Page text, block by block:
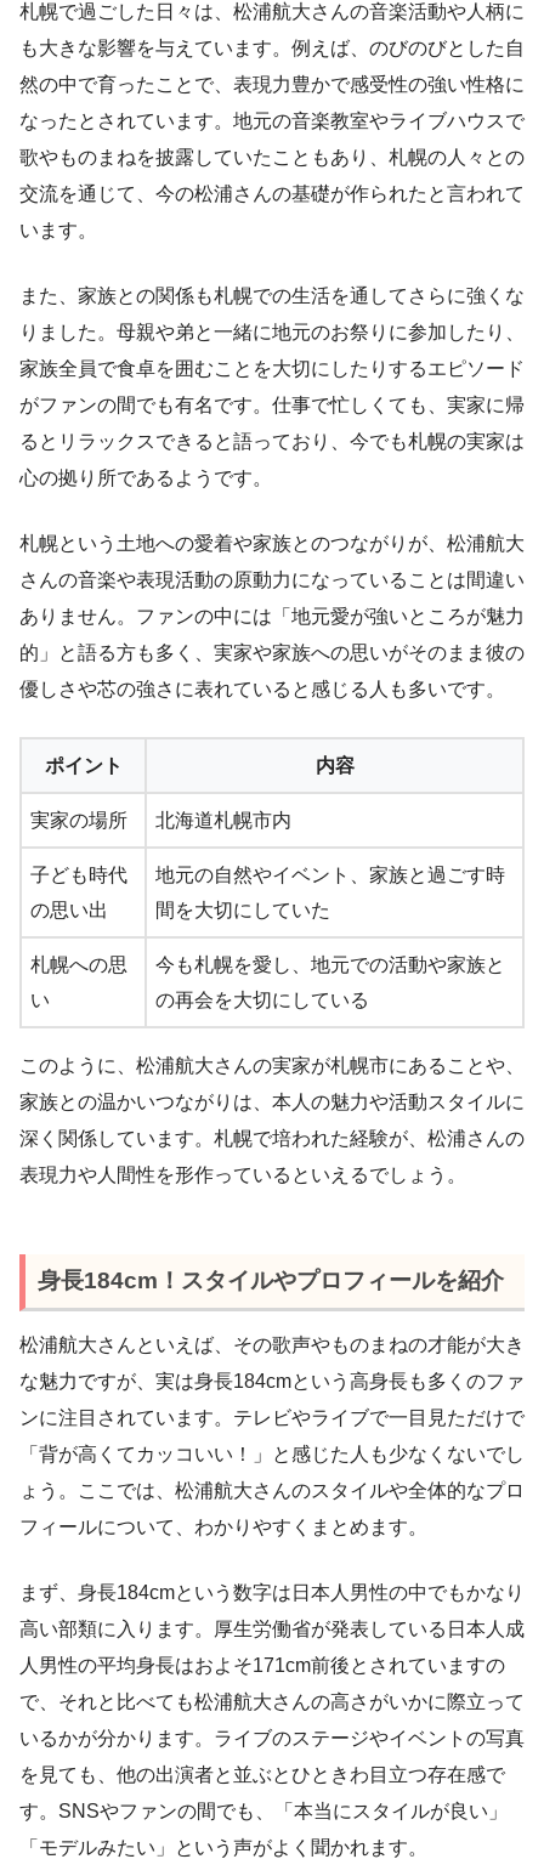
札幌で過ごした日々は、松浦航大さんの音楽活動や人柄に
も大きな影響を与えています。例えば、のびのびとした自
然の中で育ったことで、表現力豊かで感受性の強い性格に
なったとされています。地元の音楽教室やライブハウスで
歌やものまねを披露していたこともあり、札幌の人々との
交流を通じて、今の松浦さんの基礎が作られたと言われて
います。
また、家族との関係も札幌での生活を通してさらに強くな
りました。母親や弟と一緒に地元のお祭りに参加したり、
家族全員で食卓を囲むことを大切にしたりするエピソード
がファンの間でも有名です。仕事で忙しくても、実家に帰
るとリラックスできると語っており、今でも札幌の実家は
心の拠り所であるようです。
札幌という土地への愛着や家族とのつながりが、松浦航大
さんの音楽や表現活動の原動力になっていることは間違い
ありません。ファンの中には「地元愛が強いところが魅力
的」と語る方も多く、実家や家族への思いがそのまま彼の
優しさや芯の強さに表れていると感じる人も多いです。
ポイント 内容
実家の場所 北海道札幌市内
子ども時代
の思い出
地元の自然やイベント、家族と過ごす時
間を大切にしていた
札幌への思
い
今も札幌を愛し、地元での活動や家族と
の再会を大切にしている
このように、松浦航大さんの実家が札幌市にあることや、
家族との温かいつながりは、本人の魅力や活動スタイルに
深く関係しています。札幌で培われた経験が、松浦さんの
表現力や人間性を形作っているといえるでしょう。
身長184cm！スタイルやプロフィールを紹介
松浦航大さんといえば、その歌声やものまねの才能が大き
な魅力ですが、実は身長184cmという高身長も多くのファ
ンに注目されています。テレビやライブで一目見ただけで
「背が高くてカッコいい！」と感じた人も少なくないでし
ょう。ここでは、松浦航大さんのスタイルや全体的なプロ
フィールについて、わかりやすくまとめます。
まず、身長184cmという数字は日本人男性の中でもかなり
高い部類に入ります。厚生労働省が発表している日本人成
人男性の平均身長はおよそ171cm前後とされていますの
で、それと比べても松浦航大さんの高さがいかに際立って
いるかが分かります。ライブのステージやイベントの写真
を見ても、他の出演者と並ぶとひときわ目立つ存在感で
す。SNSやファンの間でも、「本当にスタイルが良い」
「モデルみたい」という声がよく聞かれます。